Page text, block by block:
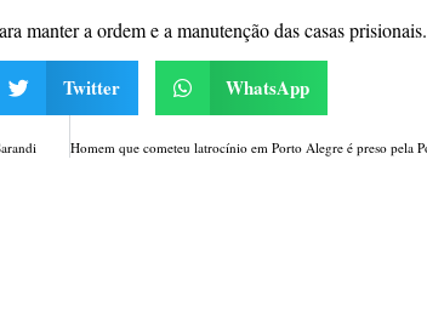
manter a ordem e a manutenção das casas prisionais.
Twitter WhatsApp